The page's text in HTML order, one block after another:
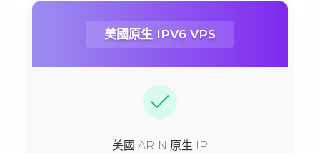
美國原生 IPV6 VPS
美國 ARIN 原生 IP